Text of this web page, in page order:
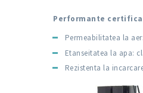
Performante
Permeabilitatea la
Etanseitatea la apa:
Rezistenta la